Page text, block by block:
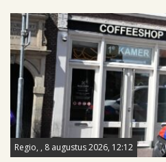
Regio, , 8 augustus 2026, 12:12